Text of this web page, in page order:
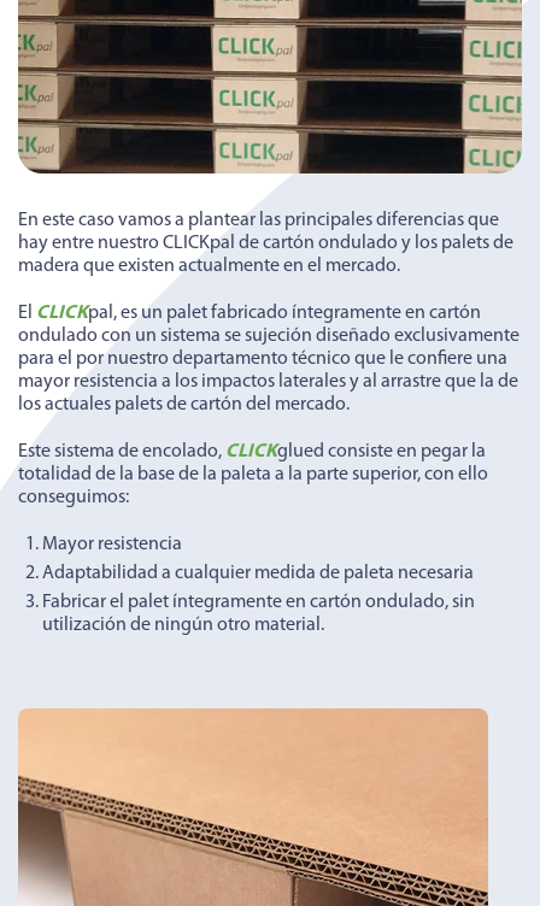
En este caso vamos a plantear las principales diferencias que
hay entre nuestro CLICKpal de cartón ondulado y los palets de
madera que existen actualmente en el mercado.
El CLICKpal, es un palet fabricado íntegramente en cartón
ondulado con un sistema se sujeción diseñado exclusivamente
para el por nuestro departamento técnico que le confiere una
mayor resistencia a los impactos laterales y al arrastre que la de
los actuales palets de cartón del mercado.
Este sistema de encolado, CLICKglued consiste en pegar la
totalidad de la base de la paleta a la parte superior, con ello
conseguimos:
Mayor resistencia
Adaptabilidad a cualquier medida de paleta necesaria
Fabricar el palet íntegramente en cartón ondulado, sin
utilización de ningún otro material.